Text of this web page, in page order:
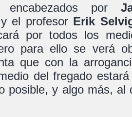
encabezados por
el profesor Erik
por todos los
para ello se verá
que con la
del fregado
posible, y algo más,